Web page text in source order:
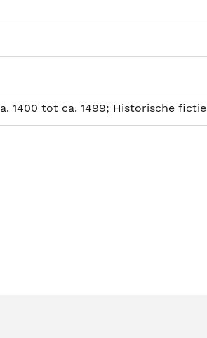
1400 tot ca. 1499; Historische fictie